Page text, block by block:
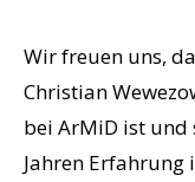
Wir freuen uns,
Christian
bei ArMiD ist und
Jahren